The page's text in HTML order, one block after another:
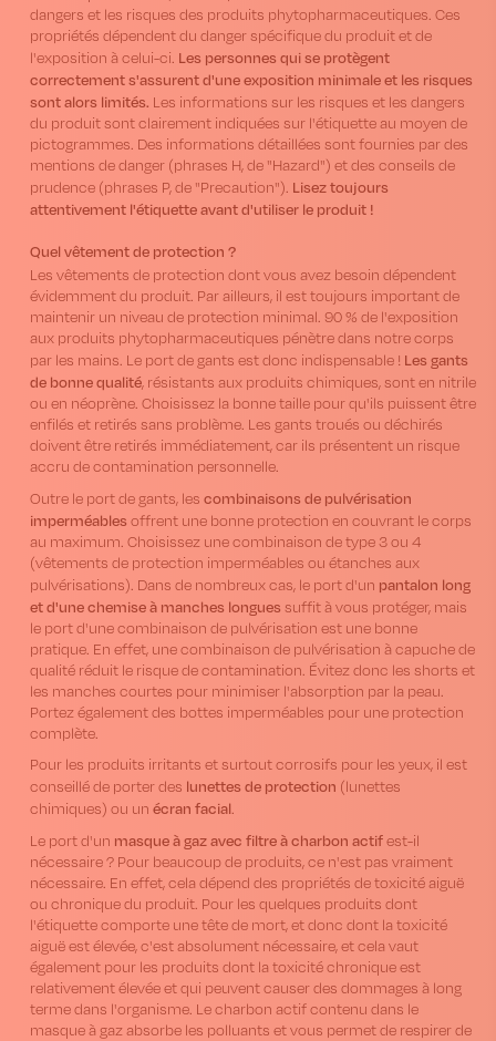
dangers et les risques des produits phytopharmaceutiques. Ces
propriétés dépendent du danger spécifique du produit et de
l'exposition à celui-ci. Les personnes qui se protègent
correctement s'assurent d'une exposition minimale et les risques
sont alors limités. Les informations sur les risques et les dangers
du produit sont clairement indiquées sur l'étiquette au moyen de
pictogrammes. Des informations détaillées sont fournies par des
mentions de danger (phrases H, de "Hazard") et des conseils de
prudence (phrases P, de "Precaution"). Lisez toujours
attentivement l'étiquette avant d'utiliser le produit !
Quel vêtement de protection ?
Les vêtements de protection dont vous avez besoin dépendent
évidemment du produit. Par ailleurs, il est toujours important de
maintenir un niveau de protection minimal. 90 % de l'exposition
aux produits phytopharmaceutiques pénètre dans notre corps
par les mains. Le port de gants est donc indispensable ! Les gants
de bonne qualité, résistants aux produits chimiques, sont en nitrile
ou en néoprène. Choisissez la bonne taille pour qu'ils puissent être
enfilés et retirés sans problème. Les gants troués ou déchirés
doivent être retirés immédiatement, car ils présentent un risque
accru de contamination personnelle.
Outre le port de gants, les combinaisons de pulvérisation
imperméables offrent une bonne protection en couvrant le corps
au maximum. Choisissez une combinaison de type 3 ou 4
(vêtements de protection imperméables ou étanches aux
pulvérisations). Dans de nombreux cas, le port d'un pantalon long
et d'une chemise à manches longues suffit à vous protéger, mais
le port d'une combinaison de pulvérisation est une bonne
pratique. En effet, une combinaison de pulvérisation à capuche de
qualité réduit le risque de contamination. Évitez donc les shorts et
les manches courtes pour minimiser l'absorption par la peau.
Portez également des bottes imperméables pour une protection
complète.
Pour les produits irritants et surtout corrosifs pour les yeux, il est
conseillé de porter des lunettes de protection (lunettes
chimiques) ou un écran facial
Le port d'un masque à gaz avec filtre à charbon actifest-il
nécessaire ? Pour beaucoup de produits, ce n'est pas vraiment
nécessaire. En effet, cela dépend des propriétés de toxicité aiguë
ou chronique du produit. Pour les quelques produits dont
l'étiquette comporte une tête de mort, et donc dont la toxicité
aiguë est élevée, c'est absolument nécessaire, et cela vaut
également pour les produits dont la toxicité chronique est
relativement élevée et qui peuvent causer des dommages à long
terme dans l'organisme. Le charbon actif contenu dans le
masque à gaz absorbe les polluants et vous permet de respirer de